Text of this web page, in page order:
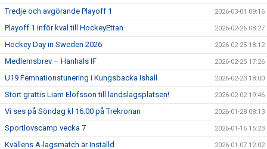
Tredje och avgörande Playoff 1 2026-03-01 09:16
Playoff 1 inför kval till HockeyEttan 2026-02-26 08:27
Hockey Day in Sweden 2026 2026-02-25 18:12
Medlemsbrev – Hanhals IF 2026-02-25 17:26
U19 Femnationstunering i Kungsbacka Ishall 2026-02-23 18:00
Stort grattis Liam Elofsson till landslagsplatsen! 2026-02-02 19:46
Vi ses på Söndag kl 16:00 på Trekronan 2026-01-28 08:13
Sportlovscamp vecka 7 2026-01-16 15:23
Kvällens A-lagsmatch är Inställd 2026-01-07 12:02